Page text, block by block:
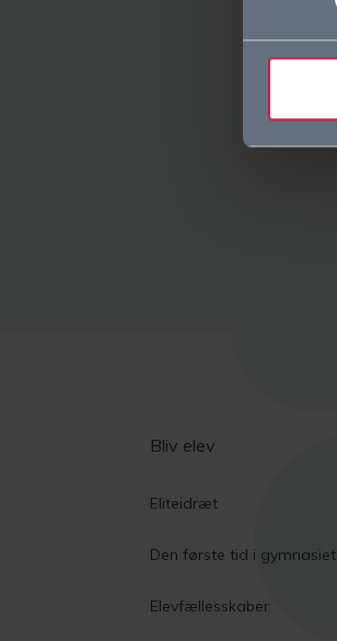
Bliv elev
Eliteidræt
Den første tid i gymnasiet
Elevfællesskaber